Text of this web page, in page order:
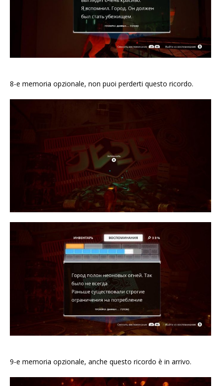
8-e memoria opzionale, non puoi perderti questo ricordo.
9-e memoria opzionale, anche questo ricordo è in arrivo.